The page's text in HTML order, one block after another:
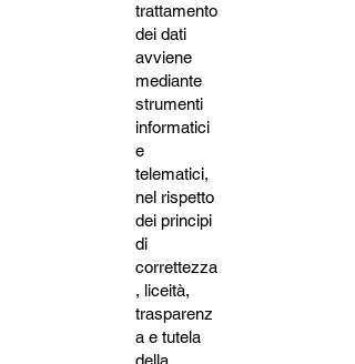
trattamento
dei dati
avviene
mediante
strumenti
informatici
e
telematici,
nel rispetto
dei principi
di
correttezza
, liceità,
trasparenz
a e tutela
della